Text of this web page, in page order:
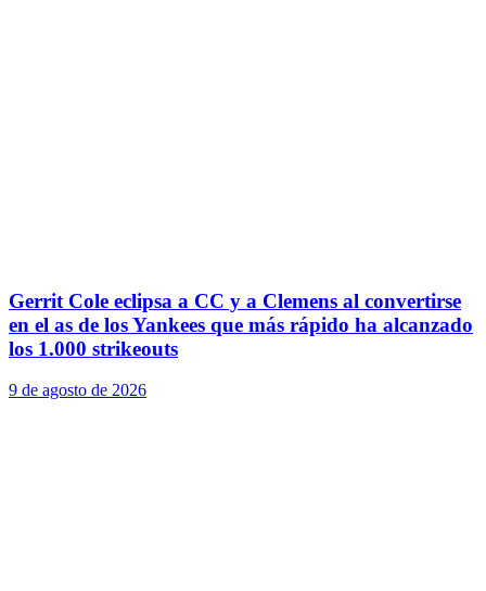
Gerrit Cole eclipsa a CC y a Clemens al convertirse
en el as de los Yankees que más rápido ha alcanzado
los 1.000 strikeouts
9 de agosto de 2026